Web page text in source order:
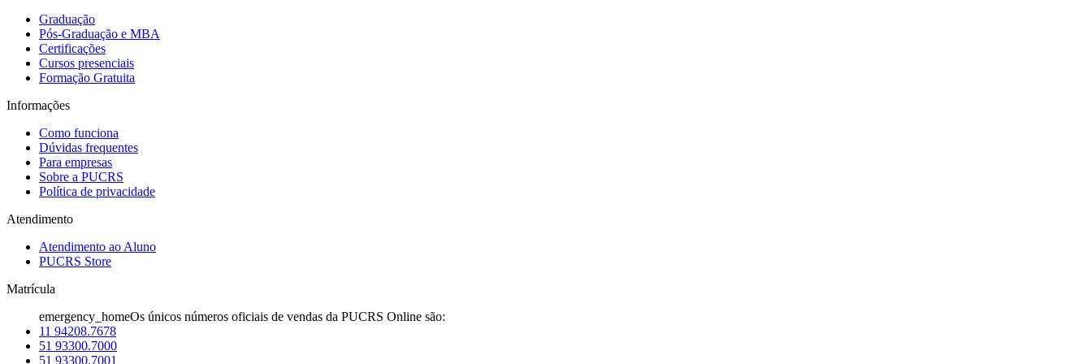
Graduação
Pós-Graduação e MBA
Certificações
Cursos presenciais
Formação Gratuita
Informações
Como funciona
Dúvidas frequentes
Para empresas
Sobre a PUCRS
Política de privacidade
Atendimento
Atendimento ao Aluno
PUCRS Store
Matrícula
emergency_homeOs únicos números oficiais de vendas da PUCRS Online são:
11 94208.7678
51 93300.7000
51 93300.7001